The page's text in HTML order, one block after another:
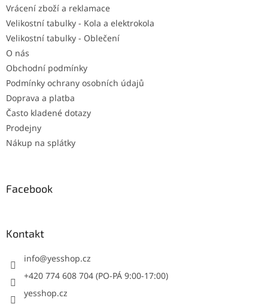
Vrácení zboží a reklamace
Velikostní tabulky - Kola a elektrokola
Velikostní tabulky - Oblečení
O nás
Obchodní podmínky
Podmínky ochrany osobních údajů
Doprava a platba
Často kladené dotazy
Prodejny
Nákup na splátky
Facebook
Kontakt
info@yesshop.cz
+420 774 608 704 (PO-PÁ 9:00-17:00)
yesshop.cz